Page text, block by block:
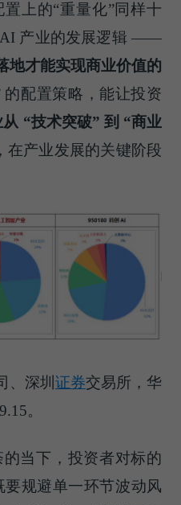
上的“重量化”同样十
AI 产业的发展逻辑 ——
地才能实现商业价值的
的配置策略，能让投资
“技术突破” 到 “商业
，在产业发展的关键阶段
、深圳 证券交易所，华
。
当下，投资者对标的
规避单一环节波动风